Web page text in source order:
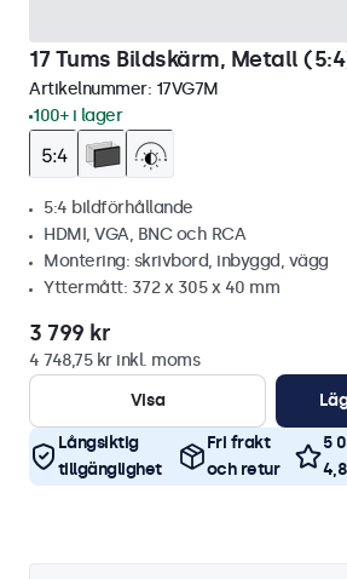
17 Tums Bildskärm, Metall
Artikelnummer: 17VG7M
100+ i lager
5:4 bildförhållande
HDMI, VGA, BNC och RCA
Montering: skrivbord, inbyggd, vägg
Yttermått: 372 x 305 x 40 mm
3 799 kr
4 748,75 kr inkl. moms
Visa
Långsiktig
tillgänglighet
Fri frakt
och retur
5